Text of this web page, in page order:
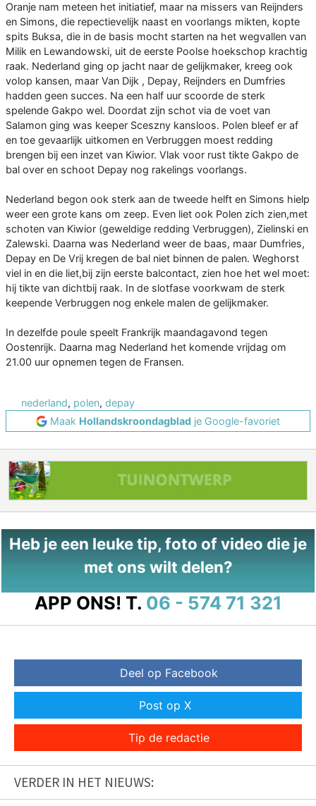
Oranje nam meteen het initiatief, maar na missers van Reijnders
en Simons, die repectievelijk naast en voorlangs mikten, kopte
spits Buksa, die in de basis mocht starten na het wegvallen van
Milik en Lewandowski, uit de eerste Poolse hoekschop krachtig
raak. Nederland ging op jacht naar de gelijkmaker, kreeg ook
volop kansen, maar Van Dijk , Depay, Reijnders en Dumfries
hadden geen succes. Na een half uur scoorde de sterk
spelende Gakpo wel. Doordat zijn schot via de voet van
Salamon ging was keeper Sceszny kansloos. Polen bleef er af
en toe gevaarlijk uitkomen en Verbruggen moest redding
brengen bij een inzet van Kiwior. Vlak voor rust tikte Gakpo de
bal over en schoot Depay nog rakelings voorlangs.
Nederland begon ook sterk aan de tweede helft en Simons hielp
weer een grote kans om zeep. Even liet ook Polen zich zien,met
schoten van Kiwior (geweldige redding Verbruggen), Zielinski en
Zalewski. Daarna was Nederland weer de baas, maar Dumfries,
Depay en De Vrij kregen de bal niet binnen de palen. Weghorst
viel in en die liet,bij zijn eerste balcontact, zien hoe het wel moet:
hij tikte van dichtbij raak. In de slotfase voorkwam de sterk
keepende Verbruggen nog enkele malen de gelijkmaker.
In dezelfde poule speelt Frankrijk maandagavond tegen
Oostenrijk. Daarna mag Nederland het komende vrijdag om
21.00 uur opnemen tegen de Fransen.
nederland, polen, depay
Maak Hollandskroondagblad je Google-favoriet
Heb je een leuke tip, foto of video die je
met ons wilt delen?
APP ONS! T. 06 - 574 71 321
Deel op Facebook
Post op X
Tip de redactie
VERDER IN HET NIEUWS: